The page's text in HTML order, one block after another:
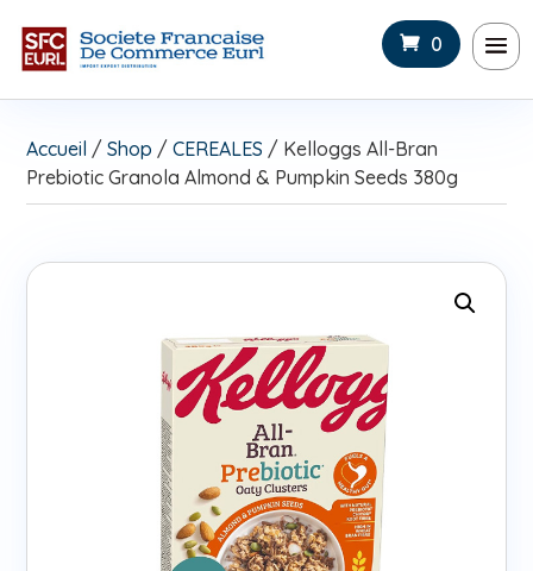
0
Accueil /Shop /CEREALES / Kelloggs All-Bran
Prebiotic Granola Almond & Pumpkin Seeds 380g